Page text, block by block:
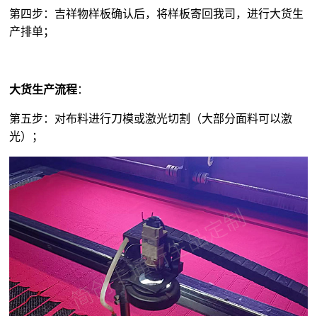
第四步：吉祥物样板确认后，将样板寄回我司，进行大货生
产排单；
大货生产流程：
第五步：对布料进行刀模或激光切割（大部分面料可以激
光）；